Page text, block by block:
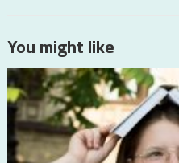
You might like